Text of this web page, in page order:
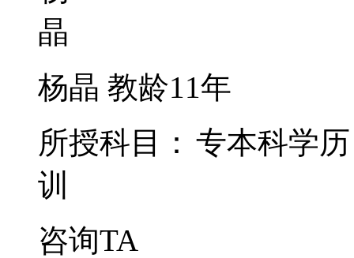
杨晶 教龄11年
所授科目： 专本科学历
训
咨询TA